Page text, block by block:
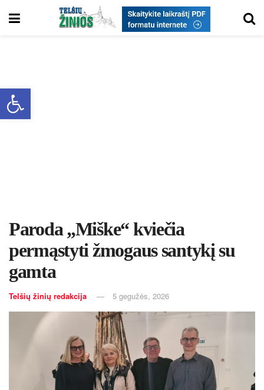
Open toolbar
Paroda „Miške“ kviečia
permąstyti žmogaus santykį su
gamta
Telšių žinių redakcija 5 gegužės, 2026